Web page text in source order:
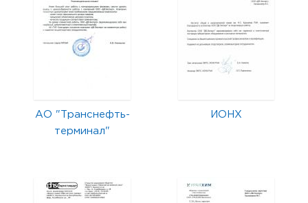
АО "Транснефть-
терминал"
ИОНХ